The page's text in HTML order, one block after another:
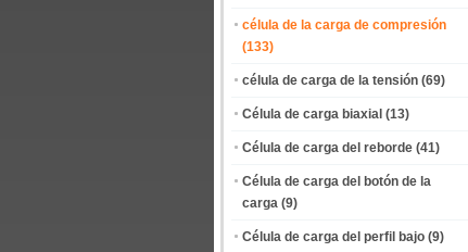
célula de la carga de compresión
(133)
célula de carga de la tensión (69)
Célula de carga biaxial (13)
Célula de carga del reborde (41)
Célula de carga del botón de la
carga (9)
Célula de carga del perfil bajo (9)